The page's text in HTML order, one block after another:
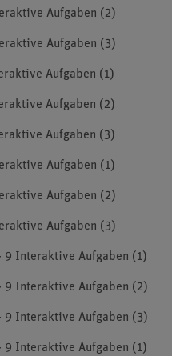
Aufgaben (2)
Aufgaben (3)
Aufgaben (1)
Aufgaben (2)
Aufgaben (3)
Aufgaben (1)
Aufgaben (2)
Aufgaben (3)
9 Interaktive Aufgaben (1)
9 Interaktive Aufgaben (2)
9 Interaktive Aufgaben (3)
9 Interaktive Aufgaben (1)